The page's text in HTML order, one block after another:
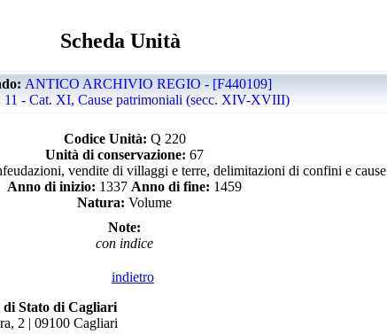
Scheda Unità
ANTICO ARCHIVIO REGIO - [F440109]
11 - Cat. XI, Cause patrimoniali (secc. XIV-XVIII)
Codice Unità: Q 220
Unità di conservazione: 67
vendite di villaggi e terre, delimitazioni di confini e
Anno di inizio: 1337 Anno di fine: 1459
Natura: Volume
Note:
con indice
indietro
Stato di Cagliari
2 | 09100 Cagliari